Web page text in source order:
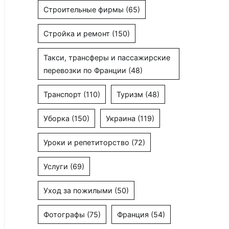
Строительные фирмы (65)
Стройка и ремонт (150)
Такси, трансферы и пассажирские
перевозки по Франции (48)
Транспорт (110) Туризм (48)
Уборка (150) Украина (119)
Уроки и репетиторство (72)
Услуги (69)
Уход за пожилыми (50)
Фотографы (75) Франция (54)